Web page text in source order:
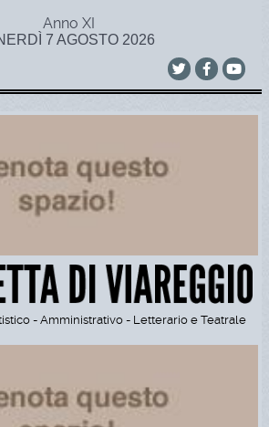
Anno XI
7 AGOSTO 2026
- Amministrativo - Letterario e Teatrale